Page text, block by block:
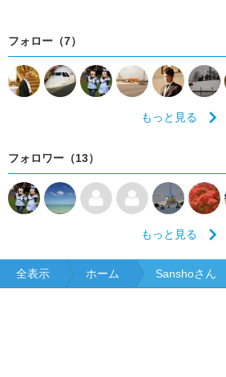
フォロー（7）
もっと見る
フォロワー（13）
もっと見る
全表示 ホーム Sanshoさん